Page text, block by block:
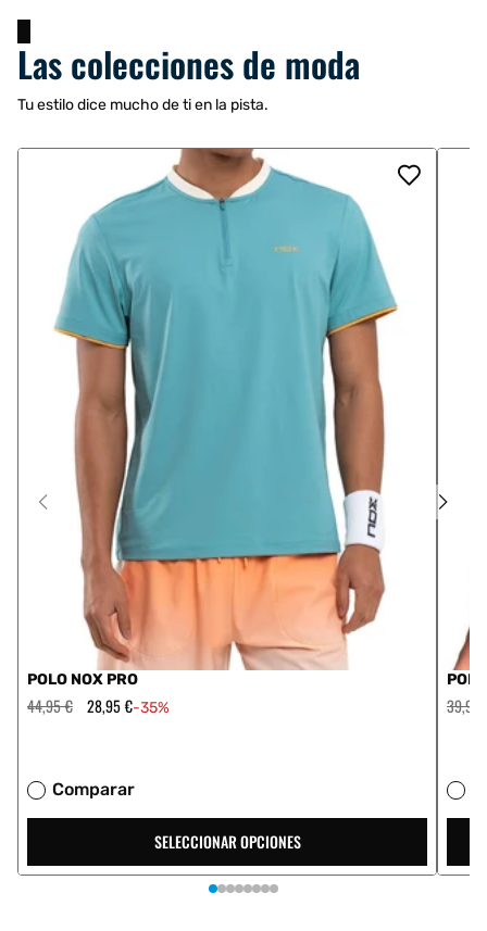
Las colecciones de moda
Tu estilo dice mucho de ti en la pista.
POLO NOX PRO
Precio
habitual
44,95 € Precio
de
28,95 €-35%
Comparar
SELECCIONAR OPCIONES
Precio
39,95